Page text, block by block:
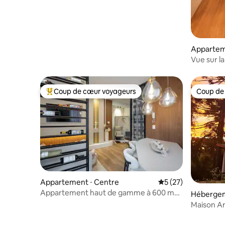
Vue sur
Coups de cœur voyageurs les plus appréciés
Coup de cœur voyageurs
Appartement ⋅ Centre Évaluation
5 (27)
Appartement haut de gamme à 600 m
Coup
Coup
Maison